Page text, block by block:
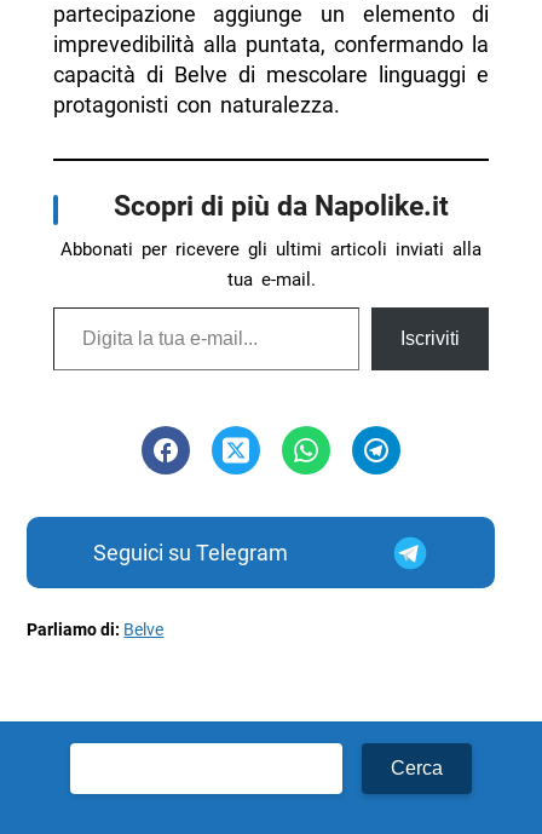
partecipazione aggiunge un elemento di
imprevedibilità alla puntata, confermando la
capacità di Belve di mescolare linguaggi e
protagonisti con naturalezza.
Scopri di più da Napolike.it
Abbonati per ricevere gli ultimi articoli inviati alla
tua e-mail.
Digita la tua e-mail...
Iscriviti
Seguici su Telegram
Parliamo di: Belve
per: